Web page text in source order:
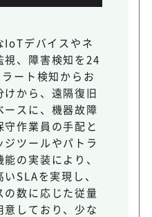
IoTデバイスやネ
視、障害検知を24
ート検知からお
から、遠隔復旧
ースに、機器故障
作業員の手配と
ツールやパトラ
の実装により、
SLAを実現し、
の数に応じた従量
しており、少な